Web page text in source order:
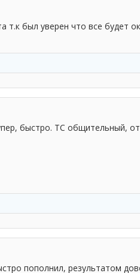
т.к был уверен что все будет
быстро. ТС общительный,
пополнил, результатом